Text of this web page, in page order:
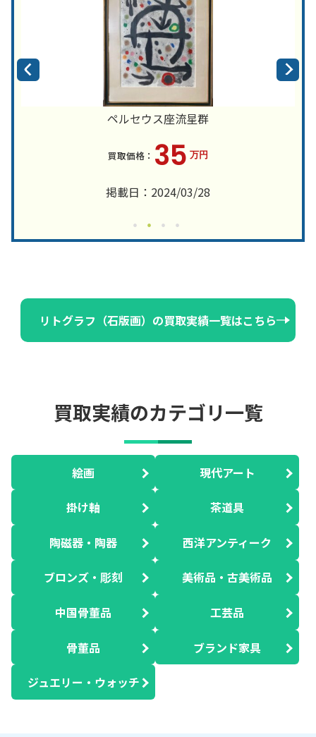
ペルセウス座流星群
35 万円
掲載日：2024/03/28
リトグラフ（石版画）の買取実績一覧はこちら
買取実績のカテゴリ一覧
絵画 現代アート
掛け軸 茶道具
陶磁器・陶器 西洋アンティーク
ブロンズ・彫刻 美術品・古美術品
中国骨董品 工芸品
骨董品 ブランド家具
ジュエリー・ウォッチ